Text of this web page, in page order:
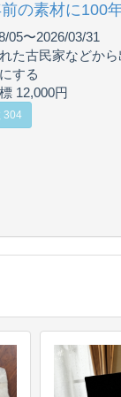
の素材に100
05〜2026/03/31
た古民家などか
する
12,000円
304